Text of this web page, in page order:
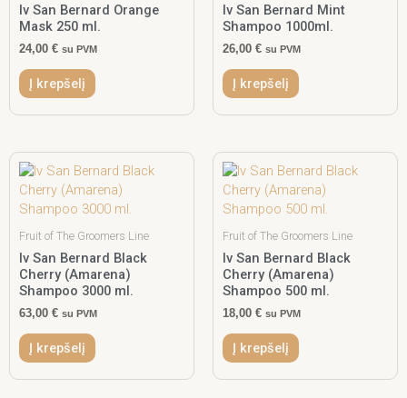
Iv San Bernard Orange
Mask 250 ml.
24,00 € su PVM
Į krepšelį
Iv San Bernard Mint
Shampoo 1000ml.
26,00 € su PVM
Į krepšelį
Fruit of The Groomers Line
Iv San Bernard Black
Cherry (Amarena)
Shampoo 3000 ml.
63,00 € su PVM
Į krepšelį
Fruit of The Groomers Line
Iv San Bernard Black
Cherry (Amarena)
Shampoo 500 ml.
18,00 € su PVM
Į krepšelį